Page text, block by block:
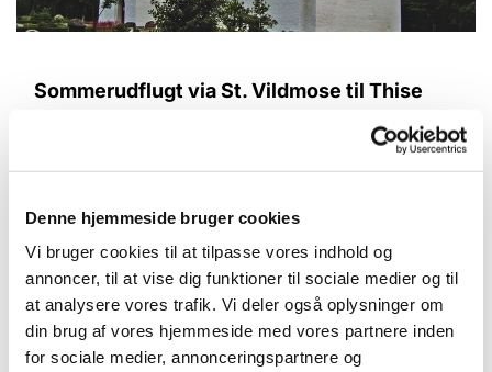
Denne hjemmeside bruger cookies
Vi bruger cookies til at tilpasse vores indhold og
annoncer, til at vise dig funktioner til sociale medier og til
at analysere vores trafik. Vi deler også oplysninger om
din brug af vores hjemmeside med vores partnere inden
for sociale medier, annonceringspartnere og
Sommerudflugt via St. Vildmose til Thise
På årets sogneudflugt torsdag den 14. juni kl.
Kirke, hvor vi får en rundvisning. Derefter kører vi
kaffe på Løkken Badehotel.
Vi forventer at være hjemme ca. kl. 17.30.